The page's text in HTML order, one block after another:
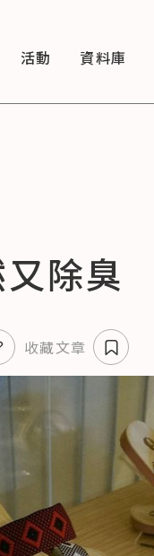
活動 資料庫
除臭
收藏文章